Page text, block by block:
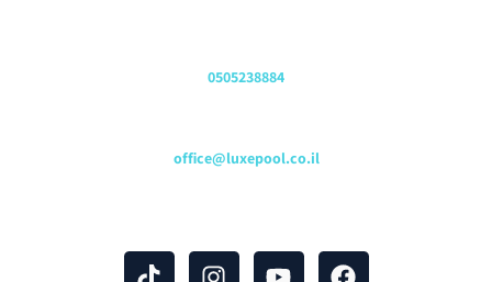
0505238884
office@luxepool.co.il